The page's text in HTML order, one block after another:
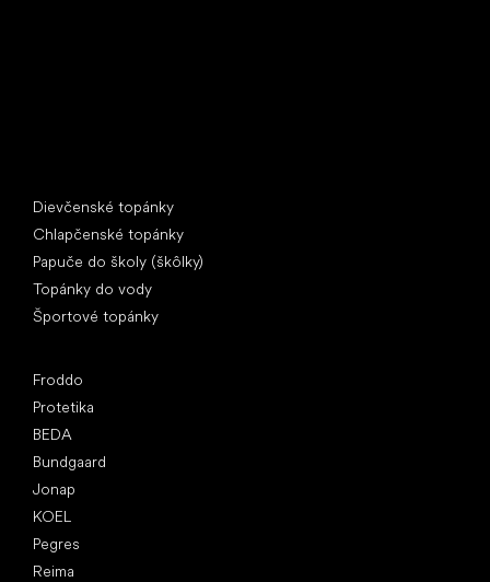
Dievčenské topánky
Chlapčenské topánky
Papuče do školy (škôlky)
Topánky do vody
Športové topánky
Froddo
Protetika
BEDA
Bundgaard
Jonap
KOEL
Pegres
Reima